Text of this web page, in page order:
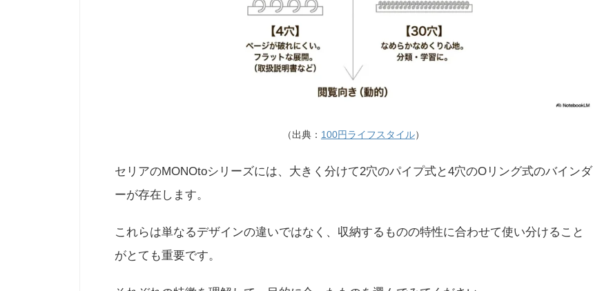
（出典： 100円ライフスタイル）
セリアのMONOtoシリーズには、大きく分けて2穴のパイプ式と4穴のOリング式のバインダ
ーが存在します。
これらは単なるデザインの違いではなく、収納するものの特性に合わせて使い分けること
がとても重要です。